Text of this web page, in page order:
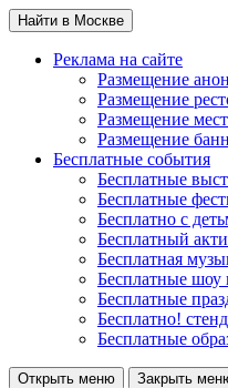
Найти в Москве
Реклама на сайте
Размещение
Размещение
Размещение
Размещение
Бесплатные события
Бесплатные
Бесплатные
Бесплатно с
Бесплатный
Бесплатная
Бесплатные шоу
Бесплатные
Бесплатно!
Бесплатные
Открыть меню Закрыть